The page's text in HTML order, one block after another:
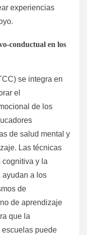
experiencias
conductual en los
se integra en
el
de los
de salud mental y
Las técnicas
cognitiva y la
ayudan a los
de
de aprendizaje
que la
puede